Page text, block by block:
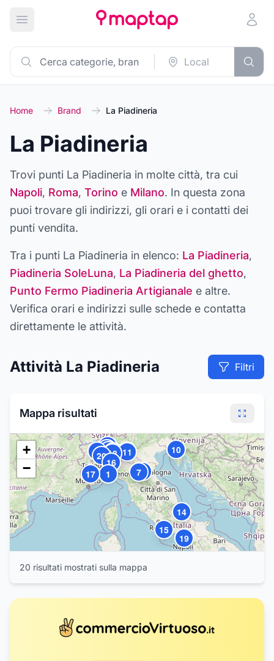
Apri menu principale
Home Brand La Piadineria
La Piadineria
Trovi punti La Piadineria in molte città, tra cui
Napoli, Roma, Torino e Milano. In questa zona
puoi trovare gli indirizzi, gli orari e i contatti dei
punti vendita.
Tra i punti La Piadineria in elenco: La Piadineria,
Piadineria SoleLuna, La Piadineria del ghetto,
Punto Fermo Piadineria Artigianale e altre.
Verifica orari e indirizzi sulle schede e contatta
direttamente le attività.
Attività La Piadineria Filtri
Mappa risultati
1
2
3
4
5
6
7
8
9
10
11
12
13
14
15
16
17
18
19
20
+
−
20 risultati mostrati sulla mappa